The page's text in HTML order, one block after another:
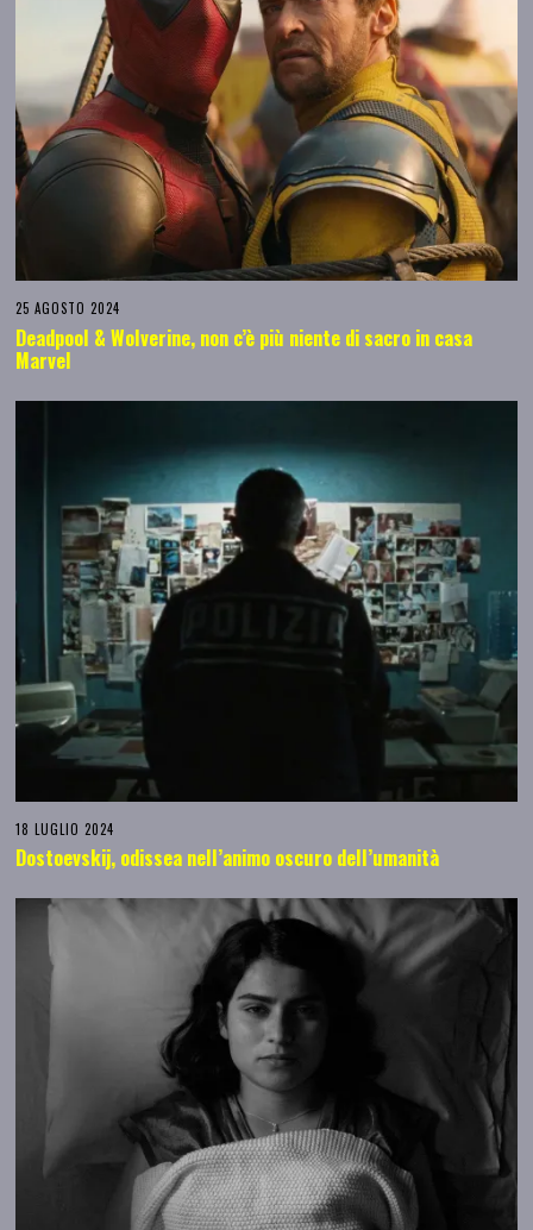
25 AGOSTO 2024
Deadpool & Wolverine, non c’è più niente di sacro in casa
Marvel
18 LUGLIO 2024
Dostoevskij, odissea nell’animo oscuro dell’umanità